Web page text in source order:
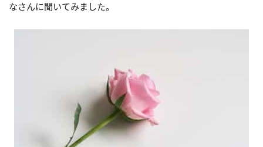
なさんに聞いてみました。